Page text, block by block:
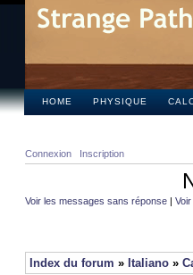
HOME PHYSIQUE
Connexion Inscription
Voir les messages sans réponse |
Index du forum » Italiano »